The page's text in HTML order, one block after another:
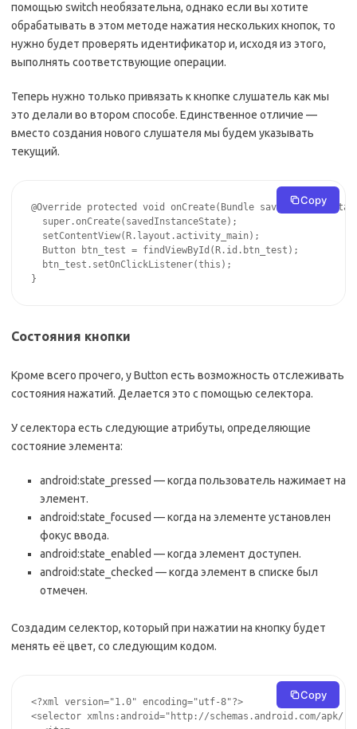
помощью switch необязательна, однако если вы хотите
обрабатывать в этом методе нажатия нескольких кнопок, то
нужно будет проверять идентификатор и, исходя из этого,
выполнять соответствующие операции.
Теперь нужно только привязать к кнопке слушатель как мы
это делали во втором способе. Единственное отличие —
вместо создания нового слушателя мы будем указывать
текущий.
@Override protected void onCreate(Bundle
  super.onCreate(savedInstanceState);
  setContentView(R.layout.activity_main);
  Button btn_test = findViewById(R.id.btn_test);
  btn_test.setOnClickListener(this);
}
Copy
Состояния кнопки
Кроме всего прочего, у Button есть возможность отслеживать
состояния нажатий. Делается это с помощью селектора.
У селектора есть следующие атрибуты, определяющие
состояние элемента:
android:state_pressed — когда пользователь нажимает на
элемент.
android:state_focused — когда на элементе установлен
фокус ввода.
android:state_enabled — когда элемент доступен.
android:state_checked — когда элемент в списке был
отмечен.
Создадим селектор, который при нажатии на кнопку будет
менять её цвет, со следующим кодом.
<?xml version="1.0" encoding="utf-8"?>
<selector xmlns:android="http://schemas.android.com/apk/
Copy